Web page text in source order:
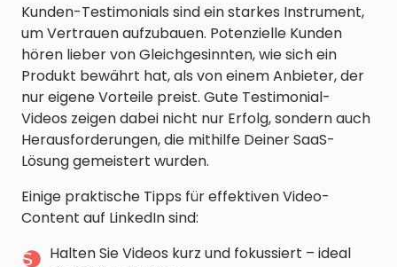
Kunden-Testimonials sind ein starkes Instrument,
um Vertrauen aufzubauen. Potenzielle Kunden
hören lieber von Gleichgesinnten, wie sich ein
Produkt bewährt hat, als von einem Anbieter, der
nur eigene Vorteile preist. Gute Testimonial-
Videos zeigen dabei nicht nur Erfolg, sondern auch
Herausforderungen, die mithilfe Deiner SaaS-
Lösung gemeistert wurden.
Einige praktische Tipps für effektiven Video-
Content auf LinkedIn sind:
Halten Sie Videos kurz und fokussiert – ideal